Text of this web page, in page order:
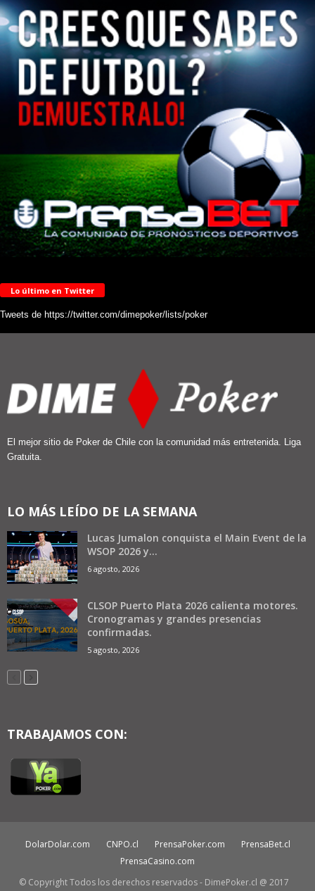
Lo último en Twitter
Tweets de https://twitter.com/dimepoker/lists/poker
El mejor sitio de Poker de Chile con la comunidad más entretenida. Liga
Gratuita.
LO MÁS LEÍDO DE LA SEMANA
Lucas Jumalon conquista el Main Event de la
WSOP 2026 y...
6 agosto, 2026
CLSOP Puerto Plata 2026 calienta motores.
Cronogramas y grandes presencias
confirmadas.
5 agosto, 2026
TRABAJAMOS CON:
DolarDolar.com CNPO.cl PrensaPoker.com
PrensaBet.cl
PrensaCasino.com
© Copyright Todos los derechos reservados - DimePoker.cl @ 2017